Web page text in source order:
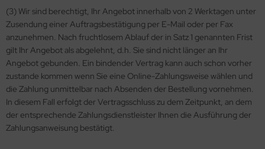
(3) Wir sind berechtigt, Ihr Angebot innerhalb von 2 Werktagen unter
Zusendung einer Auftragsbestätigung per E-Mail oder per Fax
anzunehmen. Nach fruchtlosem Ablauf der in Satz 1 genannten Frist
gilt Ihr Angebot als abgelehnt, d.h. Sie sind nicht länger an Ihr
Angebot gebunden. Ein bindender Vertrag kann auch schon vorher
zustande kommen wenn Sie eine Online-Zahlungsweise wählen und
die Zahlung unmittelbar nach Absenden der Bestellung vornehmen.
In diesem Fall erfolgt der Vertragsschluss zu dem Zeitpunkt, an dem
der entsprechende Zahlungsdienstleister Ihnen die Ausführung der
Zahlungsanweisung bestätigt.